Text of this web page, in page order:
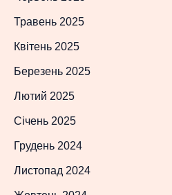
Травень 2025
Квітень 2025
Березень 2025
Лютий 2025
Січень 2025
Грудень 2024
Листопад 2024